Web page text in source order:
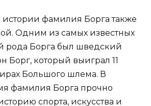
фамилия Борга также
Одним из самых известных
рода Борга был шведский
Борг, который выиграл 11
Большого шлема. В
фамилия Борга прочно
спорта, искусства и